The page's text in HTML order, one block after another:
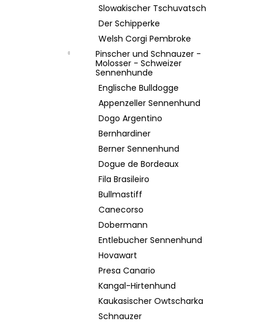
Slowakischer Tschuvatsch
Der Schipperke
Welsh Corgi Pembroke
Pinscher und Schnauzer -
Molosser - Schweizer
Sennenhunde
Englische Bulldogge
Appenzeller Sennenhund
Dogo Argentino
Bernhardiner
Berner Sennenhund
Dogue de Bordeaux
Fila Brasileiro
Bullmastiff
Canecorso
Dobermann
Entlebucher Sennenhund
Hovawart
Presa Canario
Kangal-Hirtenhund
Kaukasischer Owtscharka
Schnauzer